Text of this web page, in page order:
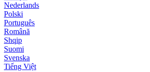
Nederlands
Polski
Português
Română
Shqip
Suomi
Svenska
Tiếng Việt